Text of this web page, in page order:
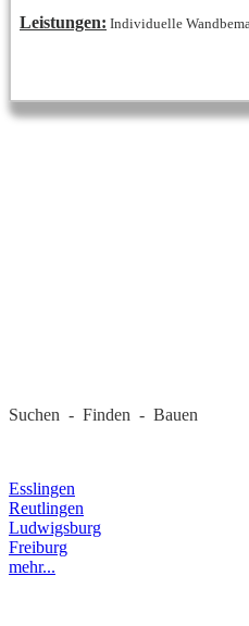
Leistungen: Individuelle
Suchen - Finden - Bauen
Esslingen
Reutlingen
Ludwigsburg
Freiburg
mehr...